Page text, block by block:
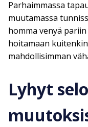
Parhaimmassa
muutamassa
homma venyä
hoitamaan
mahdollisimman
Lyhyt